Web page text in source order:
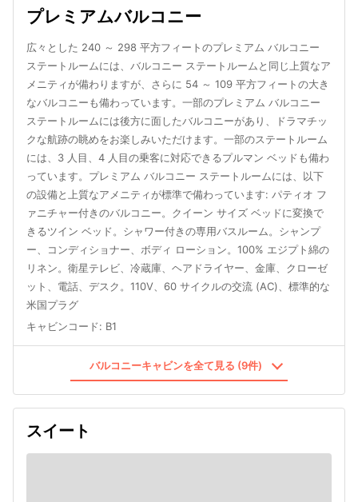
プレミアムバルコニー
広々とした 240 ～ 298 平方フィートのプレミアム バルコニー
ステートルームには、バルコニー ステートルームと同じ上質なア
メニティが備わりますが、さらに 54 ～ 109 平方フィートの大き
なバルコニーも備わっています。一部のプレミアム バルコニー
ステートルームには後方に面したバルコニーがあり、ドラマチッ
クな航跡の眺めをお楽しみいただけます。一部のステートルーム
には、3 人目、4 人目の乗客に対応できるプルマン ベッドも備わ
っています。プレミアム バルコニー ステートルームには、以下
の設備と上質なアメニティが標準で備わっています: パティオ フ
ァニチャー付きのバルコニー。クイーン サイズ ベッドに変換で
きるツイン ベッド。シャワー付きの専用バスルーム。シャンプ
ー、コンディショナー、ボディ ローション。100% エジプト綿の
リネン。衛星テレビ、冷蔵庫、ヘアドライヤー、金庫、クローゼ
ット、電話、デスク。110V、60 サイクルの交流 (AC)、標準的な
米国プラグ
キャビンコード: B1
バルコニーキャビンを全て見る (9件)
スイート